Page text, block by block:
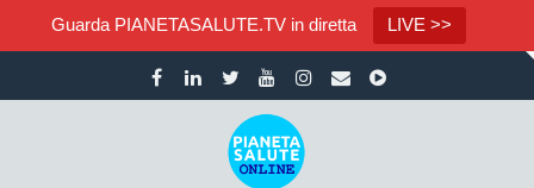
Guarda PIANETASALUTE.TV in diretta LIVE >>